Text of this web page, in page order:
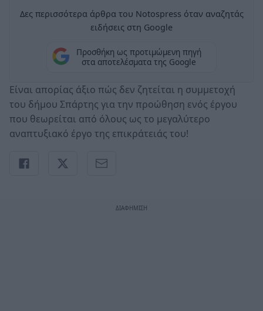
Δες περισσότερα άρθρα του Notospress όταν αναζητάς
ειδήσεις στη Google
Προσθήκη ως προτιμώμενη πηγή
στα αποτελέσματα της Google
Είναι απορίας άξιο πώς δεν ζητείται η συμμετοχή
του δήμου Σπάρτης για την προώθηση ενός έργου
που θεωρείται από όλους ως το μεγαλύτερο
αναπτυξιακό έργο της επικράτειάς του!